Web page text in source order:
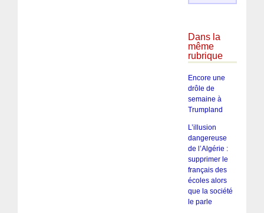
Dans la
même
rubrique
Encore une
drôle de
semaine à
Trumpland
L’illusion
dangereuse
de l’Algérie :
supprimer le
français des
écoles alors
que la société
le parle